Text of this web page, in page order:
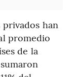
han
promedio
de la